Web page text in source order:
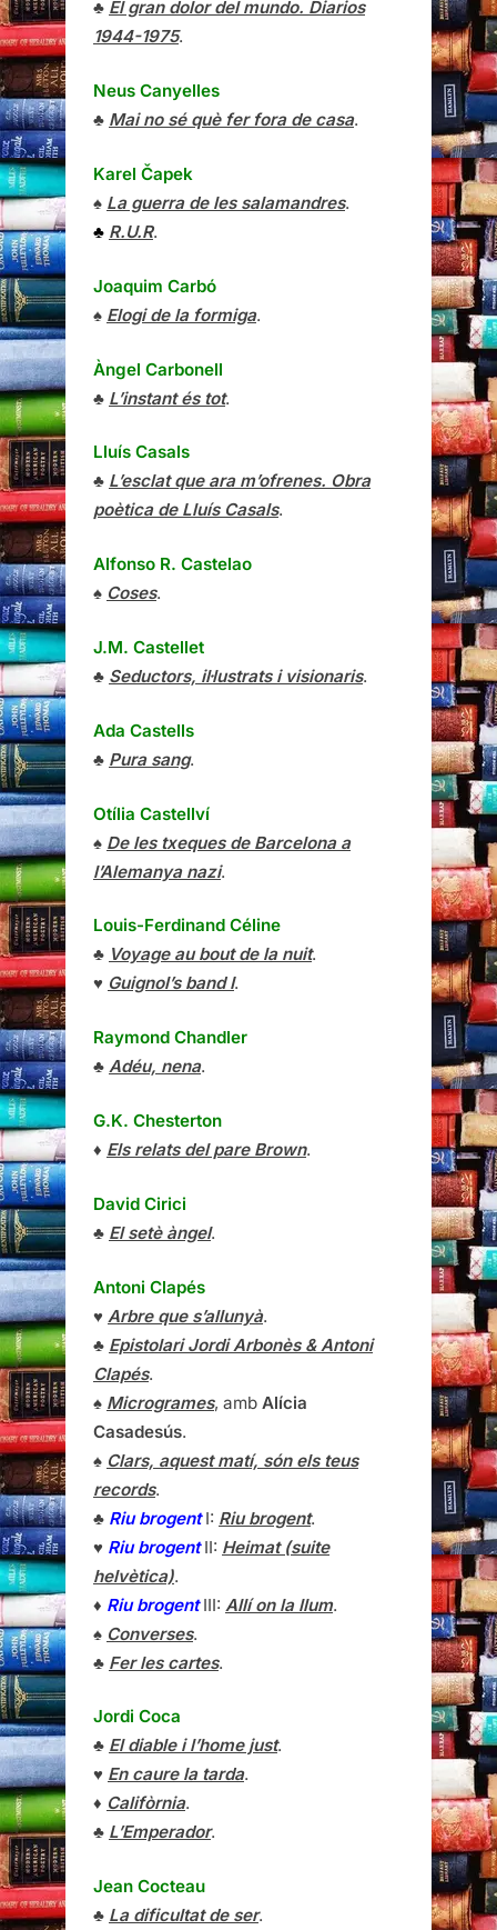
♣ El gran dolor del mundo. Diarios
1944-1975.
Neus Canyelles
♣ Mai no sé què fer fora de casa.
Karel Čapek
♠ La guerra de les salamandres.
♣ R.U.R.
Joaquim Carbó
♠ Elogi de la formiga.
Àngel Carbonell
♣ L’instant és tot.
Lluís Casals
♣ L’esclat que ara m’ofrenes. Obra
poètica de Lluís Casals.
Alfonso R. Castelao
♠ Coses.
J.M. Castellet
♣ Seductors, il·lustrats i visionaris.
Ada Castells
♣ Pura sang.
Otília Castellví
♠ De les txeques de Barcelona a
l’Alemanya nazi.
Louis-Ferdinand Céline
♣ Voyage au bout de la nuit.
♥ Guignol’s band I.
Raymond Chandler
♣ Adéu, nena.
G.K. Chesterton
♦ Els relats del pare Brown.
David Cirici
♣ El setè àngel.
Antoni Clapés
♥ Arbre que s’allunyà.
♣ Epistolari Jordi Arbonès & Antoni
Clapés.
♠ Microgrames, amb Alícia
Casadesús.
♠ Clars, aquest matí, són els teus
records.
♣ Riu brogentI: Riu brogent.
♥ Riu brogentII: Heimat (suite
helvètica).
♦ Riu brogentIII: Allí on la llum.
♠ Converses.
♣ Fer les cartes.
Jordi Coca
♣ El diable i l’home just.
♥ En caure la tarda.
♦ Califòrnia.
♣ L’Emperador.
Jean Cocteau
♣ La dificultat de ser.